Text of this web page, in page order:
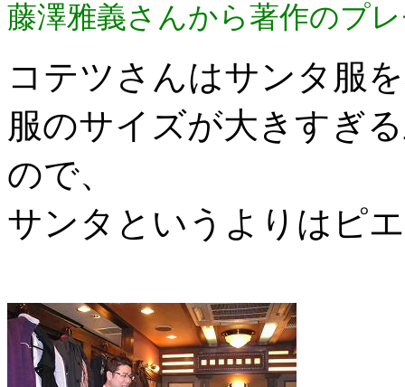
藤澤雅義さんから著作のプ
コテツさんはサンタ服
服のサイズが大きすぎ
ので、
サンタというよりはピ